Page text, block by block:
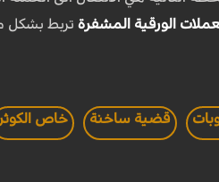
الورقية المشفرةتربط بشكل
قضية ساخنة خاص الكوثر